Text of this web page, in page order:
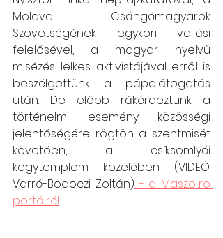
Moldvai Csángómagyarok
Szövetségének egykori vallási
felelősével, a magyar nyelvű
misézés lelkes aktivistájával erről is
beszélgettünk a pápalátogatás
után. De előbb rákérdeztünk a
történelmi esemény közösségi
jelentőségére rögtön a szentmisét
követően, a csíksomlyói
kegytemplom közelében. (VIDEÓ:
Varró-Bodoczi Zoltán) - a Maszol.ro
portálról